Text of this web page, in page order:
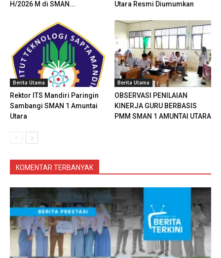
H/2026 M di SMAN...
Utara Resmi Diumumkan
Berita Utama
Rektor ITS Mandiri Paringin
Sambangi SMAN 1 Amuntai
Utara
Berita Utama
OBSERVASI PENILAIAN
KINERJA GURU BERBASIS
PMM SMAN 1 AMUNTAI UTARA
KOMENTAR TERBANYAK